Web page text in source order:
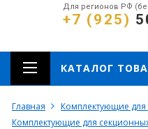
Для регионов РФ
+7 (925)
КАТАЛОГ
Главная
Комплектующие для
Комплектующие для